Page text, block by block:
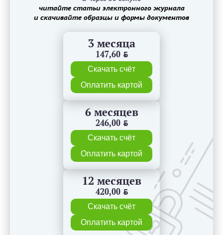
читайте статьи электронного журнала
и скачивайте образцы и формы документов
3 месяца
147,60 BYN
Скачать счёт
Оплатить картой
6 месяцев
246,00 BYN
Скачать счёт
Оплатить картой
12 месяцев
420,00 BYN
Скачать счёт
Оплатить картой